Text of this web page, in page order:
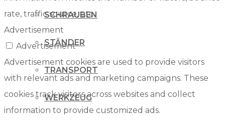
SCHRAUBEN
STÄNDER
TRANSPORT
WERKZEUG
rate, traffic source, etc.
Advertisement
Advertisement
Advertisement cookies are used to provide visitors
with relevant ads and marketing campaigns. These
cookies track visitors across websites and collect
information to provide customized ads.